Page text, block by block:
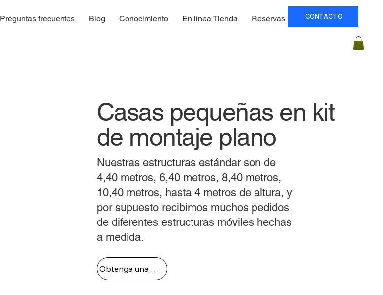
Preguntas frecuentes Blog Conocimiento En línea Tienda Reservas Precios
CONTACTO
Nuestras estructuras estándar son de
4,40 metros, 6,40 metros, 8,40 metros,
10,40 metros, hasta 4 metros de altura, y
por supuesto recibimos muchos pedidos
de diferentes estructuras móviles hechas
a medida.
Casas pequeñas en kit
de montaje plano
Obtenga una cotización